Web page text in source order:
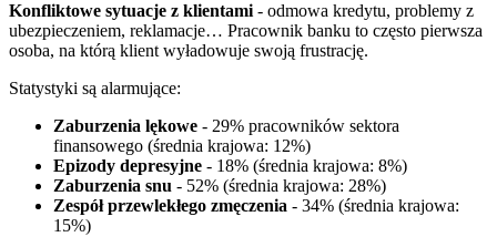
Konfliktowe sytuacje z klientami- odmowa kredytu, problemy z
ubezpieczeniem, reklamacje… Pracownik banku to często pierwsza
osoba, na którą klient wyładowuje swoją frustrację.
Statystyki są alarmujące:
Zaburzenia lękowe - 29% pracowników sektora
finansowego (średnia krajowa: 12%)
Epizody depresyjne - 18% (średnia krajowa: 8%)
Zaburzenia snu - 52% (średnia krajowa: 28%)
Zespół przewlekłego zmęczenia - 34% (średnia krajowa:
15%)